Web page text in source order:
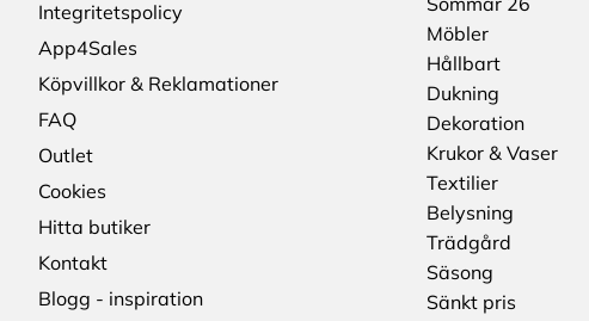
Integritetspolicy
App4Sales
Köpvillkor & Reklamationer
FAQ
Outlet
Cookies
Hitta butiker
Kontakt
Blogg - inspiration
Möbler
Hållbart
Dukning
Dekoration
Krukor & Vaser
Textilier
Belysning
Trädgård
Säsong
Sänkt pris